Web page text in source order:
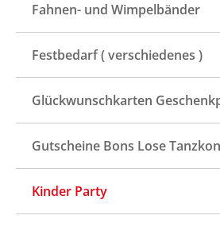
Fahnen- und Wimpelbänder
Festbedarf ( verschiedenes )
Glückwunschkarten
Gutscheine Bons Lose
Kinder Party